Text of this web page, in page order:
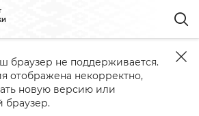
Лукашенко встретился с
встретился
Собрания
браузер не поддерживается.
отображена некорректно,
новую версию или
браузер.